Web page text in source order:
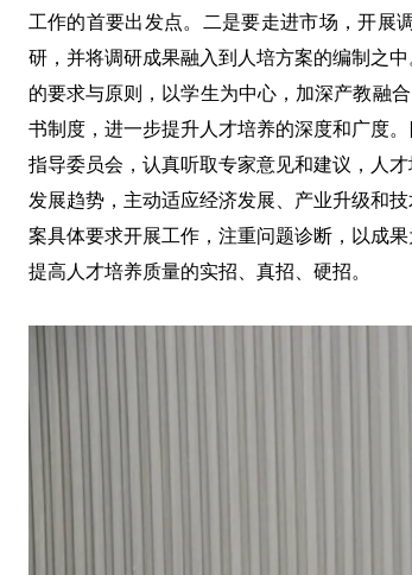
工作的首要出发点。二是要走进市场，开展
研，并将调研成果融入到人培方案的编制之
的要求与原则，以学生为中心，加深产教融
书制度，进一步提升人才培养的深度和广度
指导委员会，认真听取专家意见和建议，人
发展趋势，主动适应经济发展、产业升级和
案具体要求开展工作，注重问题诊断，以成
提高人才培养质量的实招、真招、硬招。